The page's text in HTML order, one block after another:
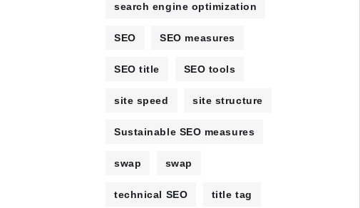
search engine optimization
SEO SEO measures
SEO title SEO tools
site speed site structure
Sustainable SEO measures
swap swap
technical SEO title tag